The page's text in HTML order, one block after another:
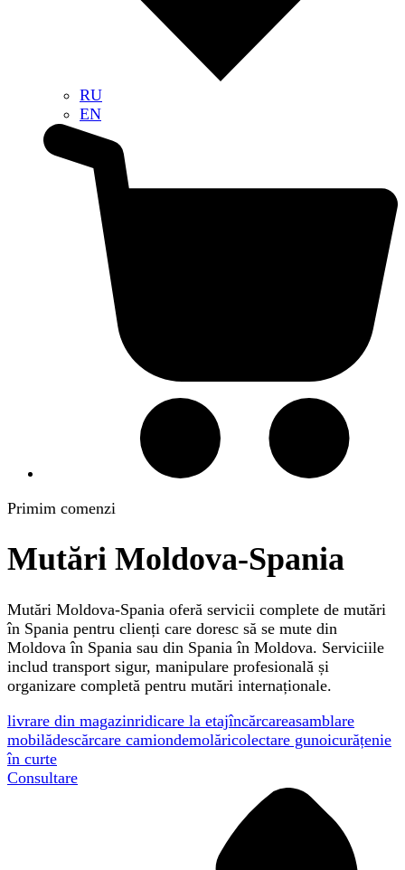
RU
EN
Primim comenzi
Mutări Moldova-Spania
Mutări Moldova-Spania oferă servicii complete de mutări
în Spania pentru clienți care doresc să se mute din
Moldova în Spania sau din Spania în Moldova. Serviciile
includ transport sigur, manipulare profesională și
organizare completă pentru mutări internaționale.
livrare din magazinridicare la etajîncărcareasamblare
mobilădescărcare camiondemolăricolectare gunoicurățenie
în curte
Consultare